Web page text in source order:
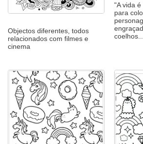
Objectos diferentes, todos
relacionados com filmes e
cinema
"A vida
para